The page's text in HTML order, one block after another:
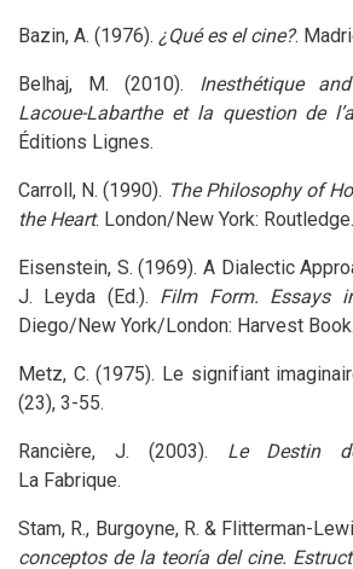
Bazin, A. (1976). ¿Qué es el cine?.
Belhaj, M. (2010). Inesthétique
Lacoue-Labarthe et la question de
Éditions Lignes.
Carroll, N. (1990). The Philosophy of
the Heart. London/New York: Routledge.
Eisenstein, S. (1969). A Dialectic
J. Leyda (Ed.). Film Form. Essays
Diego/New York/London: Harvest Book.
Metz, C. (1975). Le signifiant
(23), 3-55.
Rancière, J. (2003). Le Destin
La Fabrique.
Stam, R., Burgoyne, R. & Flitterman-
conceptos de la teoría del cine.